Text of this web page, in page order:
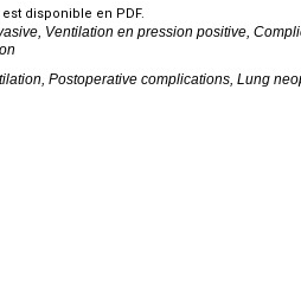
disponible en PDF.
Ventilation en pression positive,
Postoperative complications, Lung